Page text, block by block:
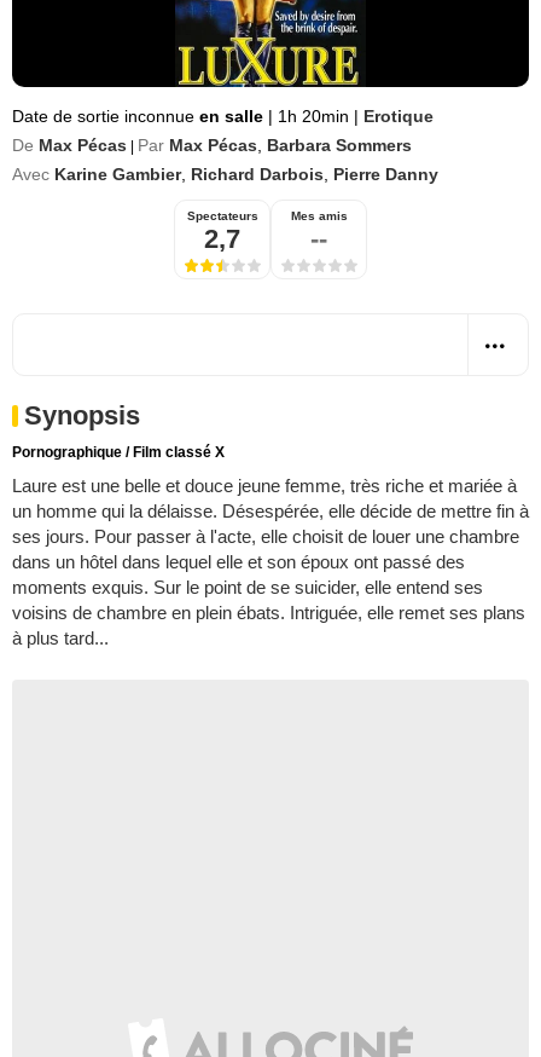
Date de sortie inconnue en salle | 1h 20min | Erotique
De Max Pécas Par Max Pécas
Barbara Sommers
Avec Karine Gambier, Richard Darbois Pierre Danny
Spectateurs
2,7
Mes amis
--
Synopsis
Pornographique / Film classé X
Laure est une belle et douce jeune femme, très riche et mariée à
un homme qui la délaisse. Désespérée, elle décide de mettre fin à
ses jours. Pour passer à l'acte, elle choisit de louer une chambre
dans un hôtel dans lequel elle et son époux ont passé des
moments exquis. Sur le point de se suicider, elle entend ses
voisins de chambre en plein ébats. Intriguée, elle remet ses plans
à plus tard...